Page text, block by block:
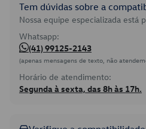
Tem dúvidas sobre a
Nossa equipe especializada está
Whatsapp:
(41) 99125-2143
(apenas mensagens de texto, não
Horário de atendimento:
Segunda à sexta, das 8h às 17h.